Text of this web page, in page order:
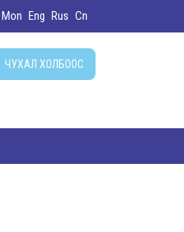
Mon Eng Rus Cn
ЧУХАЛ ХОЛБООС